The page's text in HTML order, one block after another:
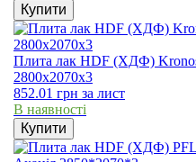
Купити
Плита лак HDF (ХДФ)
2800x2070x3
852.01 грн за лист
В наявності
Купити